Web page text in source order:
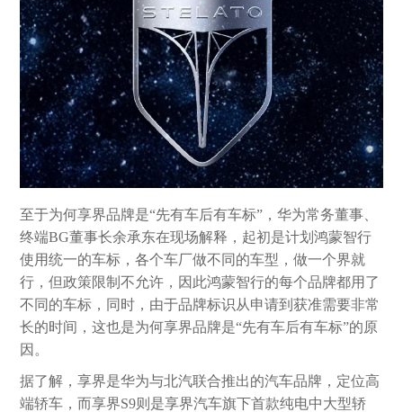
至于为何享界品牌是“先有车后有车标”，华为常务董事、
终端BG董事长余承东在现场解释，起初是计划鸿蒙智行
使用统一的车标，各个车厂做不同的车型，做一个界就
行，但政策限制不允许，因此鸿蒙智行的每个品牌都用了
不同的车标，同时，由于品牌标识从申请到获准需要非常
长的时间，这也是为何享界品牌是“先有车后有车标”的原
因。
据了解，享界是华为与北汽联合推出的汽车品牌，定位高
端轿车，而享界S9则是享界汽车旗下首款纯电中大型轿